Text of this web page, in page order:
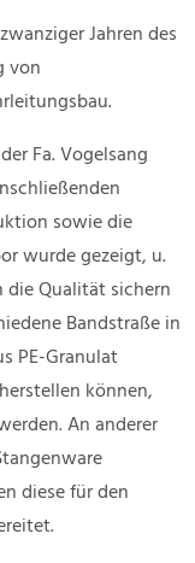
Jahren des
von
Fa. Vogelsang
sowie die
wurde gezeigt, u.
die Qualität sichern
Bandstraße in
PE-Granulat
können,
An anderer
diese für den